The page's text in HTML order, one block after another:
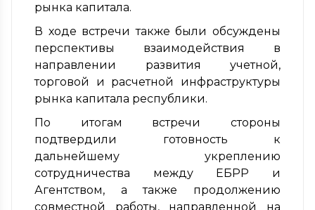
рынка капитала.
В ходе встречи также были обсуждены
перспективы взаимодействия в
направлении развития учетной,
торговой и расчетной инфраструктуры
рынка капитала республики.
По итогам встречи стороны
подтвердили готовность к
дальнейшему укреплению
сотрудничества между ЕБРР и
Агентством, а также продолжению
совместной работы, направленной на